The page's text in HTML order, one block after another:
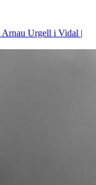
Arnau Urgell i Vidal |